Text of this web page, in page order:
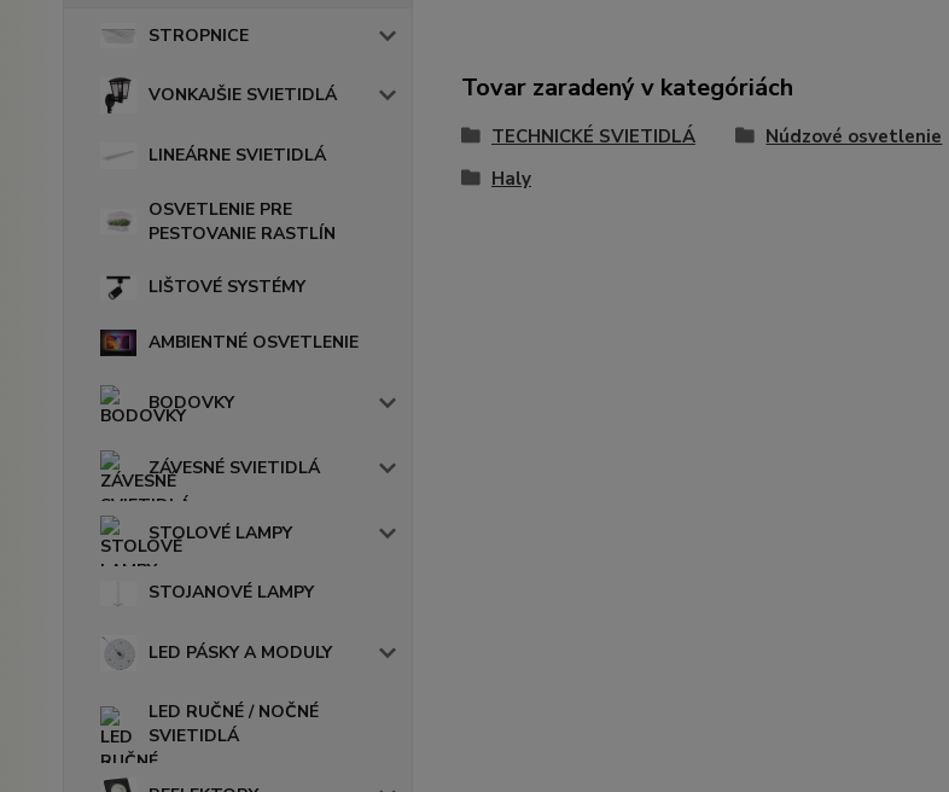
STROPNICE
VONKAJŠIE SVIETIDLÁ
LINEÁRNE SVIETIDLÁ
OSVETLENIE PRE
PESTOVANIE RASTLÍN
LIŠTOVÉ SYSTÉMY
AMBIENTNÉ OSVETLENIE
BODOVKY
ZÁVESNÉ SVIETIDLÁ
STOLOVÉ LAMPY
STOJANOVÉ LAMPY
LED PÁSKY A MODULY
LED RUČNÉ / NOČNÉ
SVIETIDLÁ
Tovar zaradený v kategóriách
TECHNICKÉ SVIETIDLÁ Núdzové osvetlenie
Haly